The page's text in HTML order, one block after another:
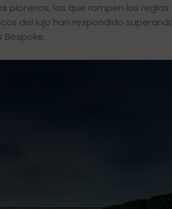
pioneros, los que rompen las reglas
del lujo han respondido